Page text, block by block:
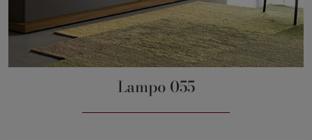
Lampo 055